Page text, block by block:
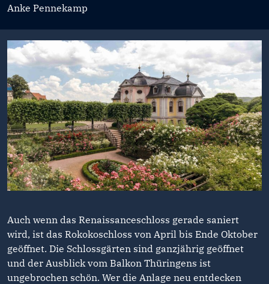
Anke Pennekamp
Auch wenn das Renaissanceschloss gerade saniert
wird, ist das Rokokoschloss von April bis Ende Oktober
geöffnet. Die Schlossgärten sind ganzjährig geöffnet
und der Ausblick vom Balkon Thüringens ist
ungebrochen schön. Wer die Anlage neu entdecken